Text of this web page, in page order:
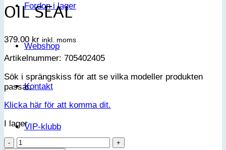
Fordon i lager
Webshop
Kontakt
VIP-klubb
OIL SEAL
379.00 kr inkl. moms
Artikelnummer: 705402405
Sök i sprängskiss för att se vilka modeller produkten
passar.
Klicka här för att komma dit.
I lager
OIL